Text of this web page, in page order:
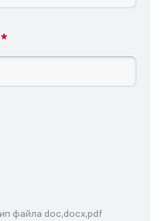
файла doc,docx,pdf